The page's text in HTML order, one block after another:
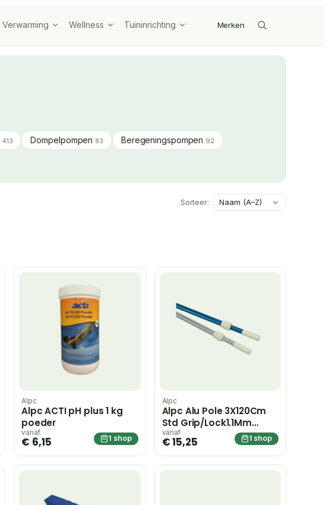
Verwarming Wellness Tuininrichting Merken
413 Dompelpompen 83 Beregeningspompen 92
Sorteer:
Alpc
Alpc ACTI pH plus 1 kg
poeder
vanaf
€ 6,15 1 shop
Alpc
Alpc Alu Pole 3X120Cm
Std Grip/Lock1.1Mm
Ribbed Braet
vanaf
€ 15,25 1 shop